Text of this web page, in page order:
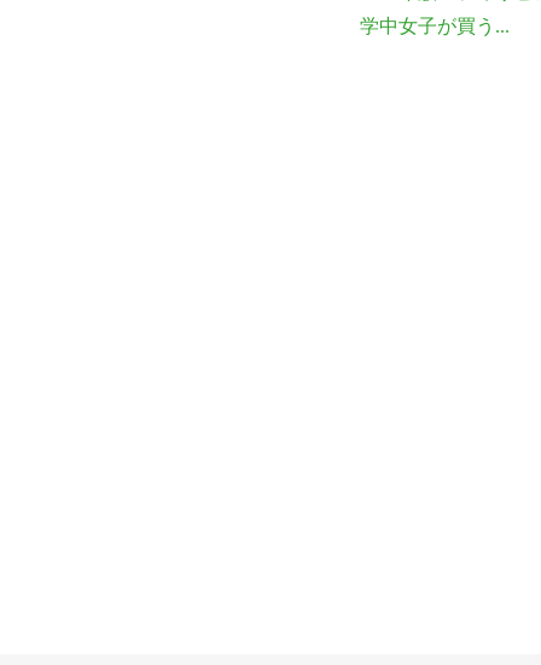
学中女子が買う...